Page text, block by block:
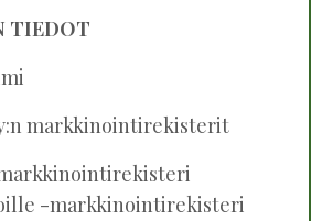
TIEDOT
markkinointirekisterit
-markkinointirekisteri